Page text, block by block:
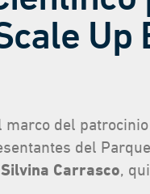
Up
del
del
Silvina Carrasco,